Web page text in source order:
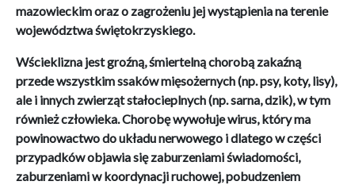
mazowieckim oraz o zagrożeniu jej wystąpienia na terenie
województwa świętokrzyskiego.
Wścieklizna jest groźną, śmiertelną chorobą zakaźną
przede wszystkim ssaków mięsożernych (np. psy, koty, lisy),
ale i innych zwierząt stałocieplnych (np. sarna, dzik), w tym
również człowieka. Chorobę wywołuje wirus, który ma
powinowactwo do układu nerwowego i dlatego w części
przypadków objawia się zaburzeniami świadomości,
zaburzeniami w koordynacji ruchowej, pobudzeniem